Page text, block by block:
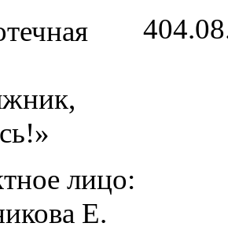
лицо:
Е.
4